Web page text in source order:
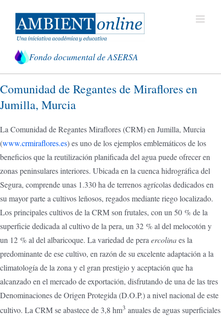
contenido
Fondo documental de ASERSA
Comunidad de Regantes de Miraflores en
Jumilla, Murcia
La Comunidad de Regantes Miraflores (CRM) en Jumilla, Murcia
(www.crmiraflores.es) es uno de los ejemplos emblemáticos de los
beneficios que la reutilización planificada del agua puede ofrecer en
zonas peninsulares interiores. Ubicada en la cuenca hidrográfica del
Segura, comprende unas 1.330 ha de terrenos agrícolas dedicados en
su mayor parte a cultivos leñosos, regados mediante riego localizado.
Los principales cultivos de la CRM son frutales, con un 50 % de la
superficie dedicada al cultivo de la pera, un 32 % al del melocotón y
un 12 % al del albaricoque. La variedad de pera ercolinaes la
predominante de ese cultivo, en razón de su excelente adaptación a la
climatología de la zona y el gran prestigio y aceptación que ha
alcanzado en el mercado de exportación, disfrutando de una de las tres
Denominaciones de Origen Protegida (D.O.P.) a nivel nacional de este
cultivo. La CRM se abastece de 3,8 hm3 anuales de aguas superficiales